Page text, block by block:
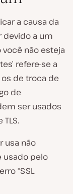
a causa da
devido a um
você não esteja
refere-se a
de troca de
de
ser usados
usa não
usado pelo
“SSL